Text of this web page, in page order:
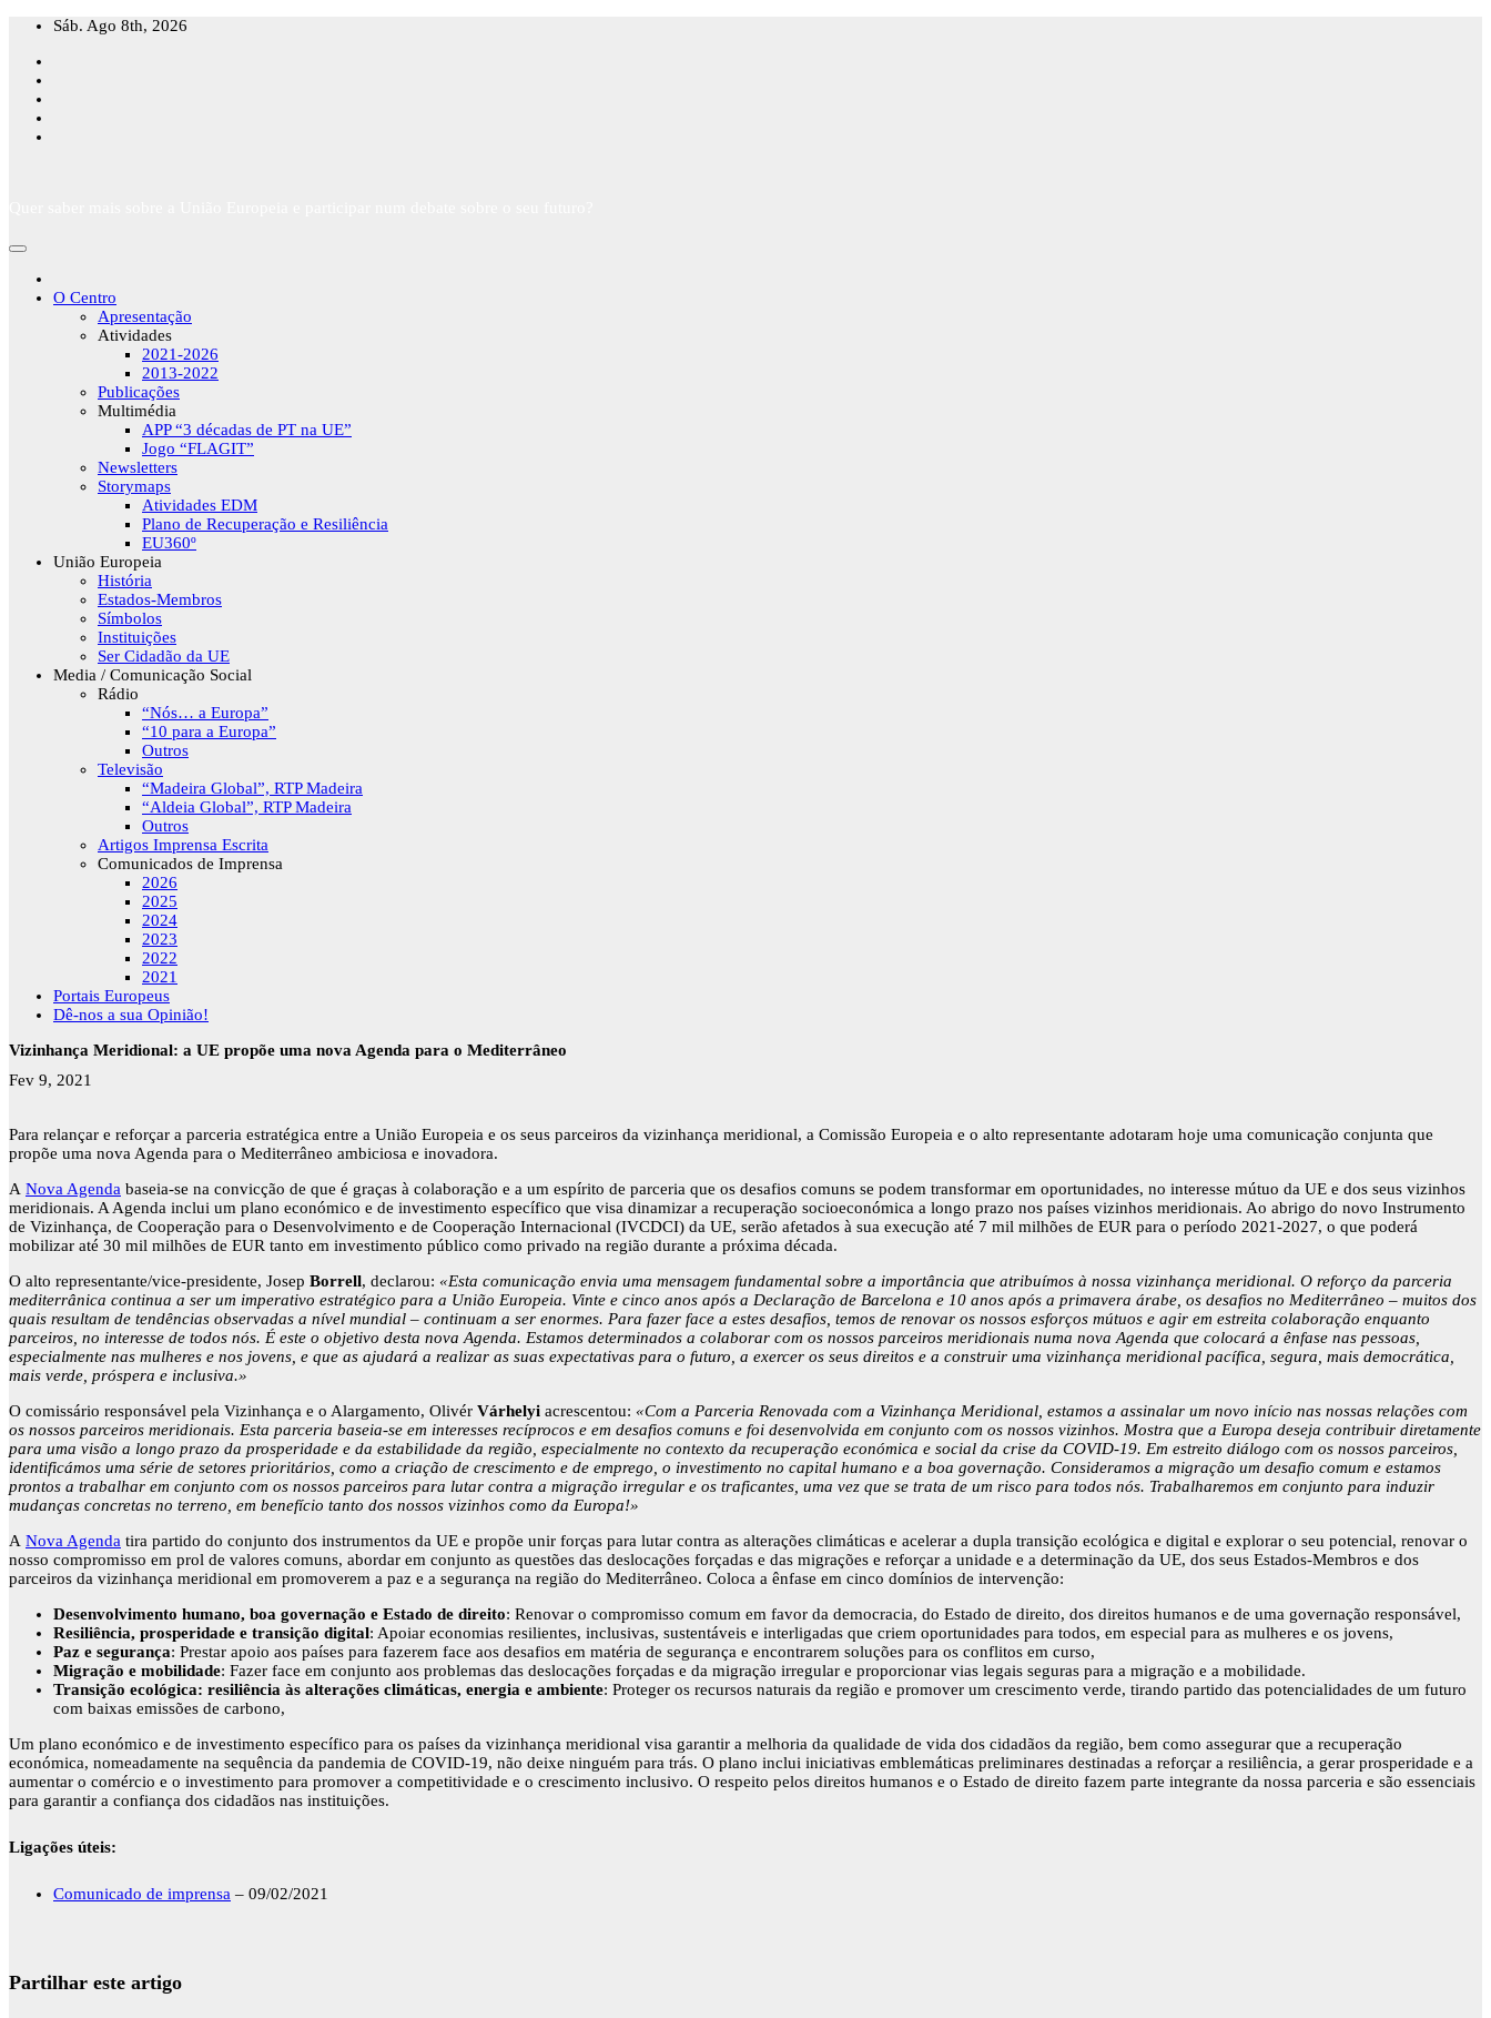
Skip
content
Sáb. Ago 8th, 2026
O Centro
Apresentação
Atividades
2021-2026
2013-2022
Publicações
Multimédia
APP “3 décadas de PT na UE”
Jogo “FLAGIT”
Newsletters
Storymaps
Atividades EDM
Plano de Recuperação e Resiliência
EU360º
União Europeia
História
Estados-Membros
Símbolos
Instituições
Ser Cidadão da UE
Media / Comunicação Social
Rádio
“Nós… a Europa”
“10 para a Europa”
Outros
Televisão
“Madeira Global”, RTP Madeira
“Aldeia Global”, RTP Madeira
Outros
Artigos Imprensa Escrita
Comunicados de Imprensa
2026
2025
2024
2023
2022
2021
Portais Europeus
Dê-nos a sua Opinião!
Vizinhança Meridional: a UE propõe uma nova Agenda para o Mediterrâneo
Fev 9, 2021
Para relançar e reforçar a parceria estratégica entre a União Europeia e os seus parceiros da vizinhança meridional, a Comissão Europeia e o alto representante adotaram hoje uma comunicação conjunta que
propõe uma nova Agenda para o Mediterrâneo ambiciosa e inovadora.
A Nova Agenda baseia-se na convicção de que é graças à colaboração e a um espírito de parceria que os desafios comuns se podem transformar em oportunidades, no interesse mútuo da UE e dos seus vizinhos
meridionais. A Agenda inclui um plano económico e de investimento específico que visa dinamizar a recuperação socioeconómica a longo prazo nos países vizinhos meridionais. Ao abrigo do novo Instrumento
de Vizinhança, de Cooperação para o Desenvolvimento e de Cooperação Internacional (IVCDCI) da UE, serão afetados à sua execução até 7 mil milhões de EUR para o período 2021-2027, o que poderá
mobilizar até 30 mil milhões de EUR tanto em investimento público como privado na região durante a próxima década.
O alto representante/vice-presidente, Josep Borrell, declarou: «Esta comunicação envia uma mensagem fundamental sobre a importância que atribuímos à nossa vizinhança meridional. O reforço da parceria
mediterrânica continua a ser um imperativo estratégico para a União Europeia. Vinte e cinco anos após a Declaração de Barcelona e 10 anos após a primavera árabe, os desafios no Mediterrâneo – muitos dos
quais resultam de tendências observadas a nível mundial – continuam a ser enormes. Para fazer face a estes desafios, temos de renovar os nossos esforços mútuos e agir em estreita colaboração enquanto
parceiros, no interesse de todos nós. É este o objetivo desta nova Agenda. Estamos determinados a colaborar com os nossos parceiros meridionais numa nova Agenda que colocará a ênfase nas pessoas,
especialmente nas mulheres e nos jovens, e que as ajudará a realizar as suas expectativas para o futuro, a exercer os seus direitos e a construir uma vizinhança meridional pacífica, segura, mais democrática,
mais verde, próspera e inclusiva.»
O comissário responsável pela Vizinhança e o Alargamento, Olivér Várhelyi acrescentou: «Com a Parceria Renovada com a Vizinhança Meridional, estamos a assinalar um novo início nas nossas relações com
os nossos parceiros meridionais. Esta parceria baseia-se em interesses recíprocos e em desafios comuns e foi desenvolvida em conjunto com os nossos vizinhos. Mostra que a Europa deseja contribuir diretamente
para uma visão a longo prazo da prosperidade e da estabilidade da região, especialmente no contexto da recuperação económica e social da crise da COVID-19. Em estreito diálogo com os nossos parceiros,
identificámos uma série de setores prioritários, como a criação de crescimento e de emprego, o investimento no capital humano e a boa governação. Consideramos a migração um desafio comum e estamos
prontos a trabalhar em conjunto com os nossos parceiros para lutar contra a migração irregular e os traficantes, uma vez que se trata de um risco para todos nós. Trabalharemos em conjunto para induzir
mudanças concretas no terreno, em benefício tanto dos nossos vizinhos como da Europa!»
A Nova Agenda tira partido do conjunto dos instrumentos da UE e propõe unir forças para lutar contra as alterações climáticas e acelerar a dupla transição ecológica e digital e explorar o seu potencial, renovar o
nosso compromisso em prol de valores comuns, abordar em conjunto as questões das deslocações forçadas e das migrações e reforçar a unidade e a determinação da UE, dos seus Estados-Membros e dos
parceiros da vizinhança meridional em promoverem a paz e a segurança na região do Mediterrâneo. Coloca a ênfase em cinco domínios de intervenção:
Desenvolvimento humano, boa governação e Estado de direito: Renovar o compromisso comum em favor da democracia, do Estado de direito, dos direitos humanos e de uma governação responsável,
Resiliência, prosperidade e transição digital: Apoiar economias resilientes, inclusivas, sustentáveis e interligadas que criem oportunidades para todos, em especial para as mulheres e os jovens,
Paz e segurança: Prestar apoio aos países para fazerem face aos desafios em matéria de segurança e encontrarem soluções para os conflitos em curso,
Migração e mobilidade: Fazer face em conjunto aos problemas das deslocações forçadas e da migração irregular e proporcionar vias legais seguras para a migração e a mobilidade.
Transição ecológica: resiliência às alterações climáticas, energia e ambiente: Proteger os recursos naturais da região e promover um crescimento verde, tirando partido das potencialidades de um futuro
com baixas emissões de carbono,
Um plano económico e de investimento específico para os países da vizinhança meridional visa garantir a melhoria da qualidade de vida dos cidadãos da região, bem como assegurar que a recuperação
económica, nomeadamente na sequência da pandemia de COVID-19, não deixe ninguém para trás. O plano inclui iniciativas emblemáticas preliminares destinadas a reforçar a resiliência, a gerar prosperidade e a
aumentar o comércio e o investimento para promover a competitividade e o crescimento inclusivo. O respeito pelos direitos humanos e o Estado de direito fazem parte integrante da nossa parceria e são essenciais
para garantir a confiança dos cidadãos nas instituições.
Ligações úteis:
Comunicado de imprensa – 09/02/2021
Partilhar este artigo